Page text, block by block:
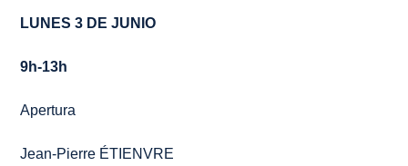
LUNES 3 DE JUNIO
9h-13h
Apertura
Jean-Pierre ÉTIENVRE